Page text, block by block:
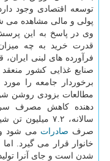
توسعه اقتصادی وجود
پولی و مالی مشاهده می
وی در پاسخ به این
قدرت خرید به چه
فرآورده های لبنی ایران،
صنایع غذایی کشور
برخوردار جامعه را مورد
مطالعات بزودی روشن
دهنده کاهش مصرف
سالانه، ۷.۲
صرف صادرات
خانوار قرار می گیرد.
شدن است و جای آنرا